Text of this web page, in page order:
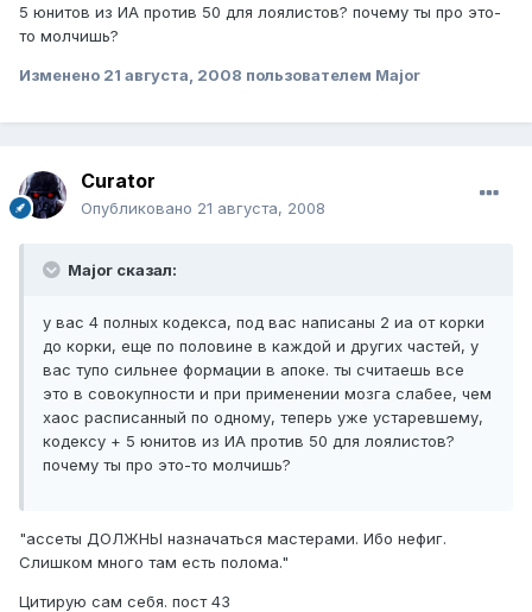
5 юнитов из ИА против 50 для лоялистов? почему ты про это-
то молчишь?
Изменено 21 августа, 2008 пользователем Major
Curator
Опубликовано 21 августа, 2008
Major сказал:
у вас 4 полных кодекса, под вас написаны 2 иа от корки
до корки, еще по половине в каждой и других частей, у
вас тупо сильнее формации в апоке. ты считаешь все
это в совокупности и при применении мозга слабее, чем
хаос расписанный по одному, теперь уже устаревшему,
кодексу + 5 юнитов из ИА против 50 для лоялистов?
почему ты про это-то молчишь?
"ассеты ДОЛЖНЫ назначаться мастерами. Ибо нефиг.
Слишком много там есть полома."
Цитирую сам себя. пост 43